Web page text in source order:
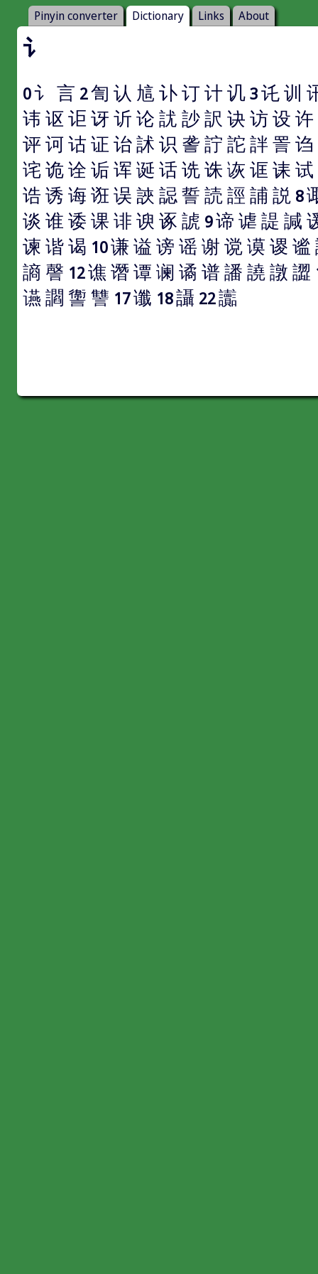
Pinyin converter Dictionary Links About
讠
0讠 言 2訇 认 訄 讣订计讥3讬训
讳 讴讵 讶 䜣 论 訧 訬訳 诀 访 设 许
评 诃 诂证 诒訹 识 詟 詝 詑詊詈 诌
诧诡诠 诟 诨 诞 话诜诛 诙 诓诔 试
诰 诱 诲 诳 误 䛟 誋誓 読誙 誧 説 8
谈 谁 诿 课 诽 谀 诼 諕 9谛 谑 諟 諴
谏 谐谒 10谦 谥 谤 谣 谢 谠谟 谡 谧
謪 謦 12谯 谮谭 谰 谲 谱 譒 譊譈 譅
䜩 讇 讏 讐 17谶 18讘 22讟